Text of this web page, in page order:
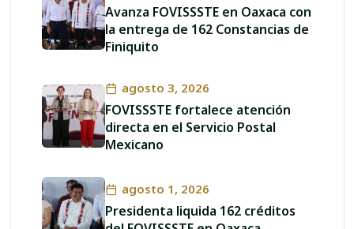
Avanza FOVISSSTE en Oaxaca con
la entrega de 162 Constancias de
Finiquito
agosto 3, 2026
FOVISSSTE fortalece atención
directa en el Servicio Postal
Mexicano
agosto 1, 2026
Presidenta liquida 162 créditos